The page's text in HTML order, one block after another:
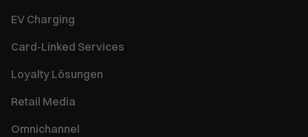
EV Charging
Card-Linked Services
Loyalty Lösungen
Retail Media
Omnichannel